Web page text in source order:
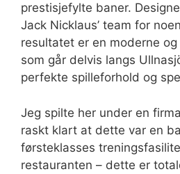
prestisjefylte baner.
Jack Nicklaus’ team for
resultatet er en moderne
som går delvis langs
perfekte spilleforhold og
Jeg spilte her under en
raskt klart at dette var en
førsteklasses
restauranten – dette er